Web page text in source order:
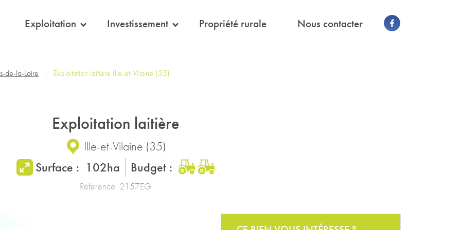
Exploitation Investissement Propriété rurale Nous contacter
de-la-Loire Exploitation laitière Ille-et-Vilaine (35)
Exploitation laitière
Ille-et-Vilaine (35)
Surface : 102ha Budget :
Reference 2157EG